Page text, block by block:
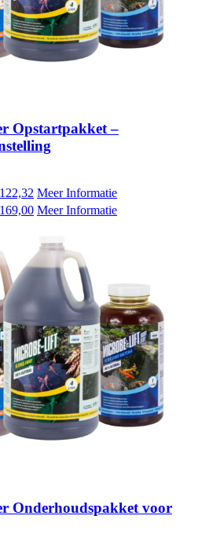
Opstartpakket –
Meer Informatie
Meer Informatie
Onderhoudspakket voor